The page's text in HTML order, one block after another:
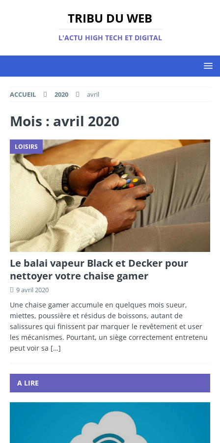
TRIBU DU WEB
L'ACTU HIGH TECH ET DIGITAL
ACCUEIL 2020 avril
Mois : avril 2020
LOISIRS
Le balai vapeur Black et Decker pour
nettoyer votre chaise gamer
9 avril 2020
Une chaise gamer accumule en quelques mois sueur,
miettes, poussière et résidus de boissons, autant de
salissures qui finissent par marquer le revêtement et user
les mécanismes. Pourtant, un siège correctement entretenu
peut voir sa […]
A LIRE